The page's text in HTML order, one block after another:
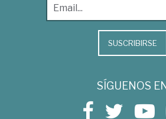
SUSCRIBIRSE
SÍGUENOS EN